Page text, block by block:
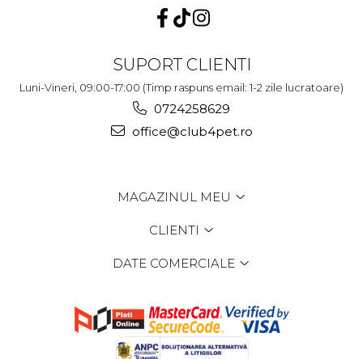
SUPORT CLIENTI
Luni-Vineri, 09:00-17:00 (Timp raspuns email: 1-2 zile lucratoare)
0724258629
office@club4pet.ro
MAGAZINUL MEU
CLIENTI
DATE COMERCIALE